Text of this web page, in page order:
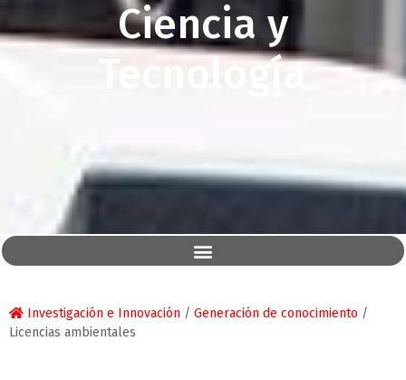
Ciencia y
Tecnología
Investigación e Innovación / Generación de conocimiento /
Licencias ambientales